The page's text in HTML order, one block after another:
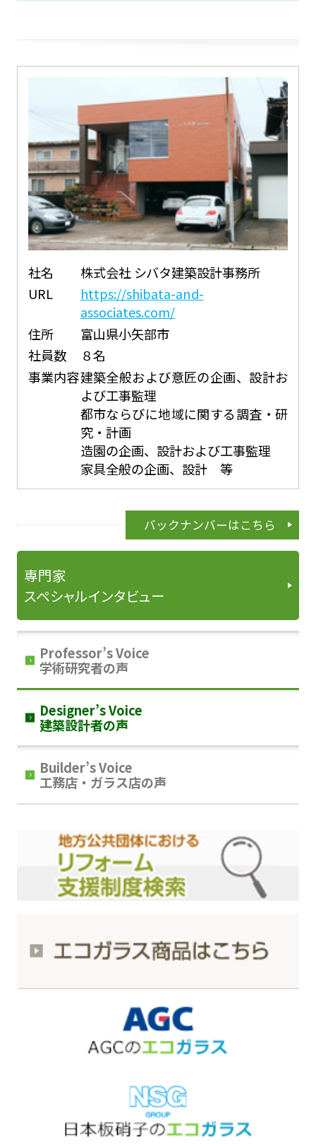
社名
株式会社 シバタ建築設計事務所
URL
https://shibata-and-
associates.com/
住所
富山県小矢部市
社員数
８名
事業内容建築全般および意匠の企画、設計お
よび工事監理
都市ならびに地域に関する調査・研
究・計画
造園の企画、設計および工事監理
家具全般の企画、設計 等
バックナンバーはこちら
専門家
スペシャルインタビュー
Professor’s Voice
学術研究者の声
Designer’s Voice
建築設計者の声
Builder’s Voice
工務店・ガラス店の声